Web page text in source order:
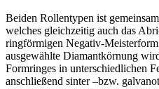
Beiden Rollentypen ist
welches gleichzeitig auch das
ringförmigen Negativ-
ausgewählte Diamantkörnung
Formringes in unterschiedlichen
anschließend sinter –bzw.